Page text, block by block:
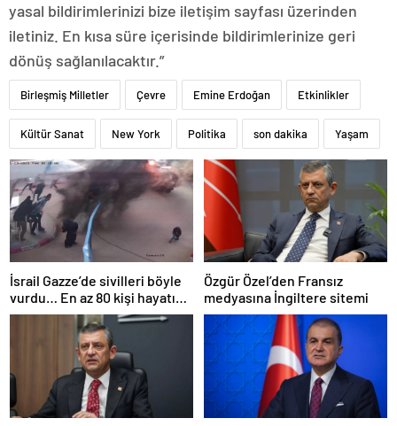
yasal bildirimlerinizi bize iletişim sayfası üzerinden
iletiniz. En kısa süre içerisinde bildirimlerinize geri
dönüş sağlanılacaktır.”
Birleşmiş Milletler Çevre Emine Erdoğan Etkinlikler
Kültür Sanat New York Politika son dakika Yaşam
İsrail Gazze’de sivilleri böyle
vurdu… En az 80 kişi hayatını
kaybetti
Özgür Özel’den Fransız
medyasına İngiltere sitemi